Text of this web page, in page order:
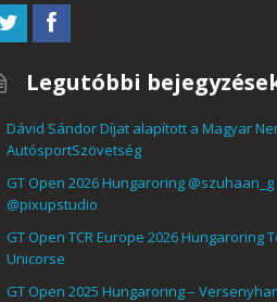
Legutóbbi
Dávid Sándor Díjat alapított a Magyar
AutósportSzövetség
GT Open 2026 Hungaroring @szuhaan_g
@pixupstudio
GT Open TCR Europe 2026 Hungaroring
Unicorse
GT Open 2025 Hungaroring –